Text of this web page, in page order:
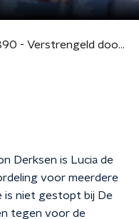
#390 - Verstrengeld door DNA
Derksen is Lucia de
voor meerdere
is niet gestopt bij De
tegen voor de